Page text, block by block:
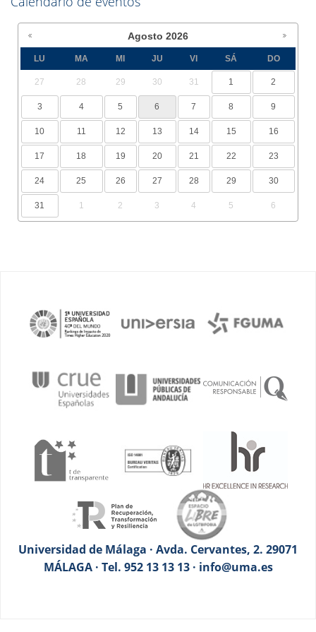
Agosto 2026
LU MA MI JU VI SÁ DO
27 28 29 30 31 1 2
3 4 5 6 7 8 9
10 11 12 13 14 15 16
17 18 19 20 21 22 23
24 25 26 27 28 29 30
31 1 2 3 4 5 6
Universidad de Málaga · Avda. Cervantes, 2. 29071
MÁLAGA · Tel. 952 13 13 13 · info@uma.es